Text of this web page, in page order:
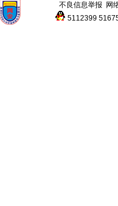
不良信息举报 网
5112399